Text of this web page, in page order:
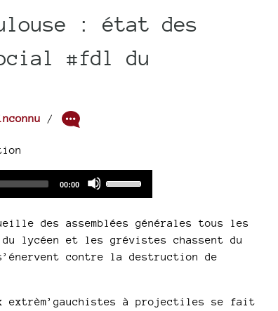
: état des
#fdl du
/
Total
00:00
keys
to
increase
decrease
des assemblées générales tous les
lycéen et les grévistes chassent du
contre la destruction de
extrèm’gauchistes à projectiles se fait